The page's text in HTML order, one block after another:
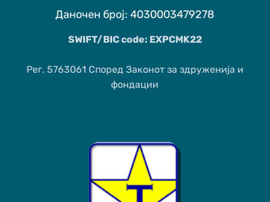
Даночен број: 4030003479278
SWIFT/BIC code: EXPCMK22
Рег. 5763061 Според Законот за здруженија и
фондации